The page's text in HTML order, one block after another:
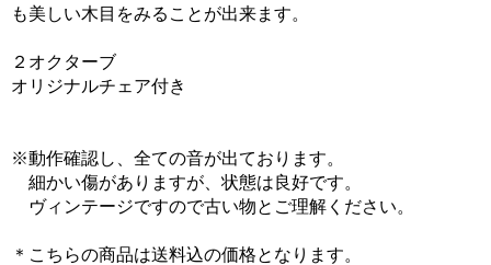
も美しい木目をみることが出来ます。
２オクターブ
オリジナルチェア付き
※動作確認し、全ての音が出ております。
細かい傷がありますが、状態は良好です。
ヴィンテージですので古い物とご理解ください。
＊こちらの商品は送料込の価格となります。